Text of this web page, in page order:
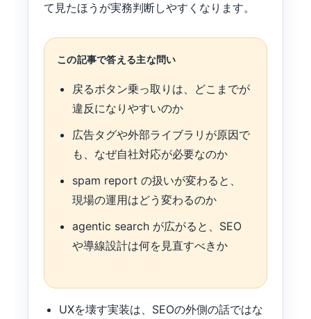
て見たほうが実務判断しやすくなります。
この記事で答える主な問い
戻るボタン乗っ取りは、どこまでが
違反になりやすいのか
広告タグや外部ライブラリが原因で
も、なぜ自社対応が必要なのか
spam report の扱いが変わると、
現場の運用はどう変わるのか
agentic search が広がると、SEO
や導線設計は何を見直すべきか
UXを壊す実装は、SEOの外側の話ではな